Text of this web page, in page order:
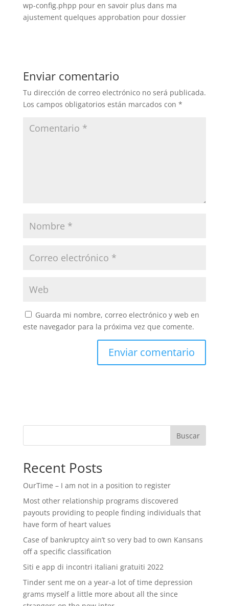
wp-config.phpp pour en savoir plus dans ma
ajustement quelques approbation pour dossier
Enviar comentario
Tu dirección de correo electrónico no será publicada.
Los campos obligatorios están marcados con *
Guarda mi nombre, correo electrónico y web en
este navegador para la próxima vez que comente.
Buscar
Recent Posts
OurTime – I am not in a position to register
Most other relationship programs discovered
payouts providing to people finding individuals that
have form of heart values
Case of bankruptcy ain’t so very bad to own Kansans
off a specific classification
Siti e app di incontri italiani gratuiti 2022
Tinder sent me on a year-a lot of time depression
grams myself a little more about all the since